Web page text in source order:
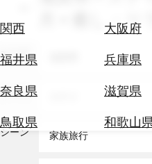
関西 大阪府
福井県
兵庫県
奈良県
滋賀県
鳥取県
和歌山
券
テ
を
月 × 癒し・
エリア
テーマ
シーン 家族旅行